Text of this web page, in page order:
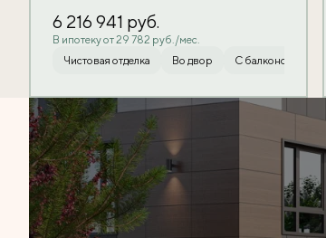
6 216 941 руб.
В ипотеку от 29 782 руб./мес.
Чистовая отделка
Во двор С балконом